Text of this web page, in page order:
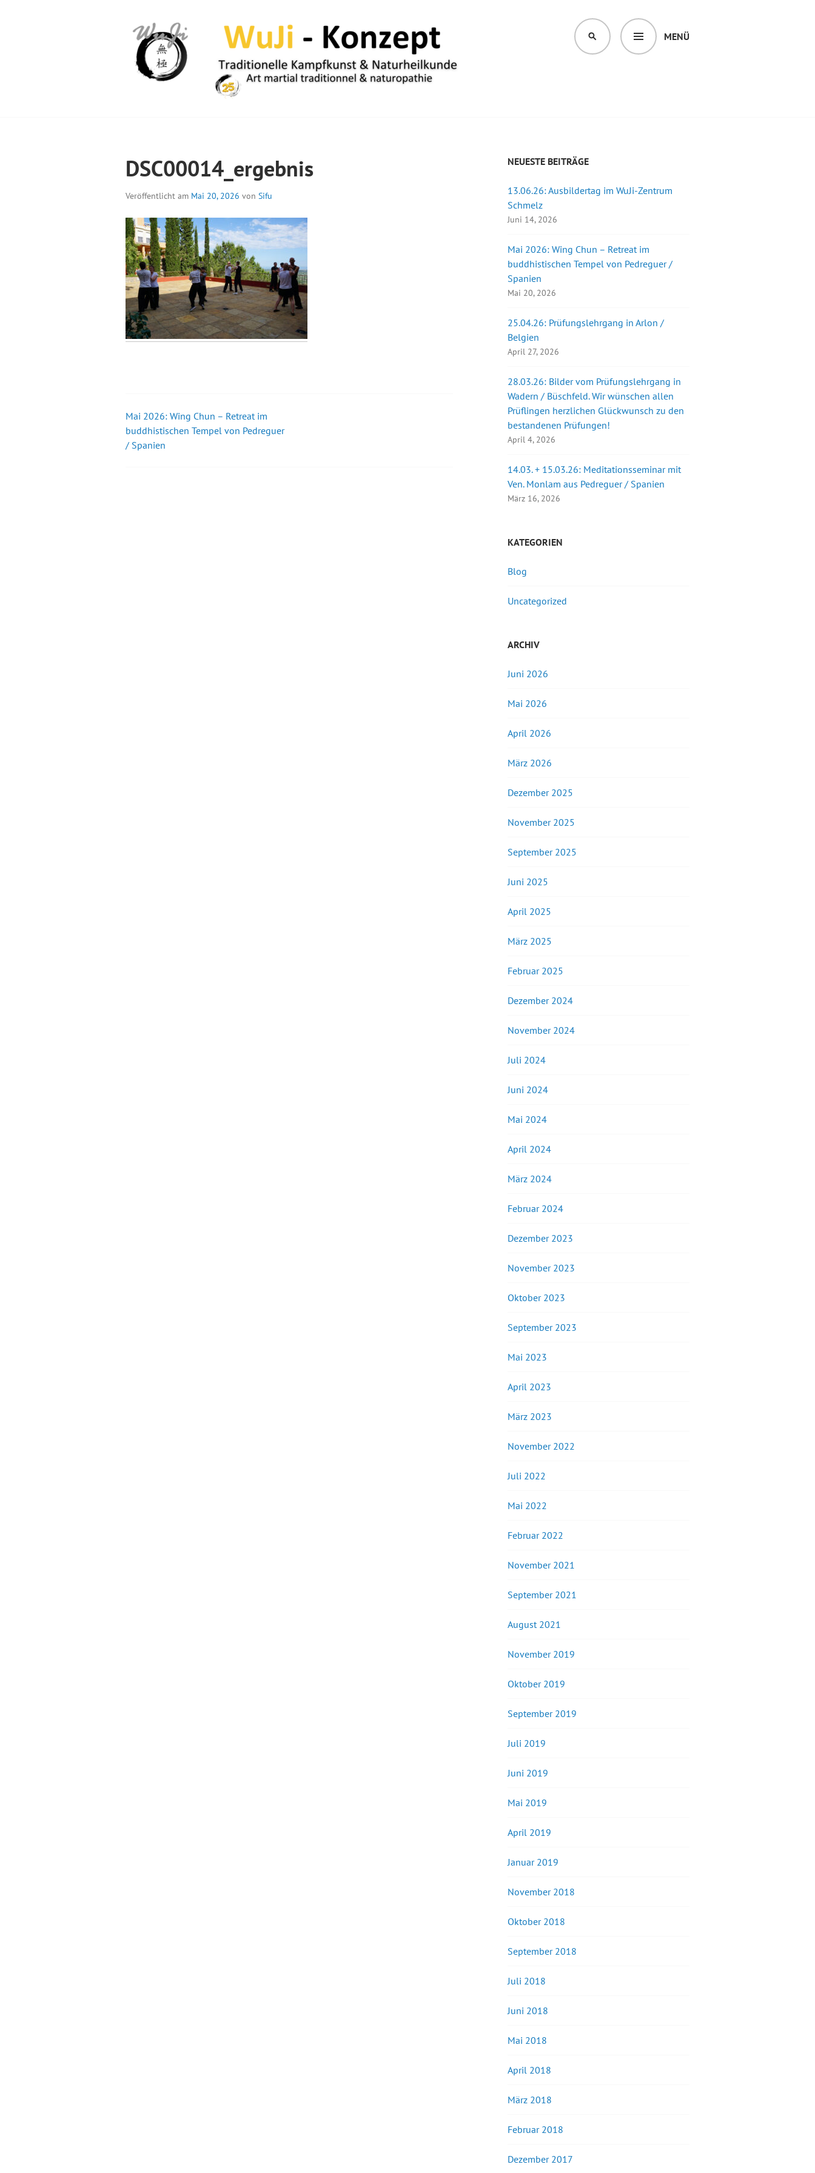
MENÜ
SUCHEN
DSC00014_ergebnis
Veröffentlicht am Mai 20, 2026 von Sifu
Beitrags-
Navigation
Mai 2026: Wing Chun – Retreat im
buddhistischen Tempel von Pedreguer
/ Spanien
NEUESTE BEITRÄGE
13.06.26: Ausbildertag im WuJi-Zentrum
Schmelz
Juni 14, 2026
Mai 2026: Wing Chun – Retreat im
buddhistischen Tempel von Pedreguer /
Spanien
Mai 20, 2026
25.04.26: Prüfungslehrgang in Arlon /
Belgien
April 27, 2026
28.03.26: Bilder vom Prüfungslehrgang in
Wadern / Büschfeld. Wir wünschen allen
Prüflingen herzlichen Glückwunsch zu den
bestandenen Prüfungen!
April 4, 2026
14.03. + 15.03.26: Meditationsseminar mit
Ven. Monlam aus Pedreguer / Spanien
März 16, 2026
KATEGORIEN
Blog
Uncategorized
ARCHIV
Juni 2026
Mai 2026
April 2026
März 2026
Dezember 2025
November 2025
September 2025
Juni 2025
April 2025
März 2025
Februar 2025
Dezember 2024
November 2024
Juli 2024
Juni 2024
Mai 2024
April 2024
März 2024
Februar 2024
Dezember 2023
November 2023
Oktober 2023
September 2023
Mai 2023
April 2023
März 2023
November 2022
Juli 2022
Mai 2022
Februar 2022
November 2021
September 2021
August 2021
November 2019
Oktober 2019
September 2019
Juli 2019
Juni 2019
Mai 2019
April 2019
Januar 2019
November 2018
Oktober 2018
September 2018
Juli 2018
Juni 2018
Mai 2018
April 2018
März 2018
Februar 2018
Dezember 2017